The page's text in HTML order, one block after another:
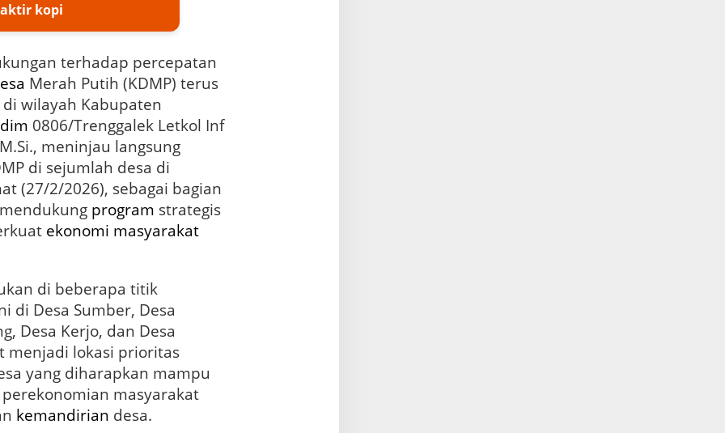
kopi
terhadap percepatan
Merah Putih (KDMP) terus
di wilayah Kabupaten
0806/Trenggalek Letkol Inf
meninjau langsung
di sejumlah desa di
(27/2/2026), sebagai bagian
program strategis
ekonomi masyarakat
di beberapa titik
di Desa Sumber, Desa
Desa Kerjo, dan Desa
menjadi lokasi prioritas
yang diharapkan mampu
masyarakat
kemandirian desa.